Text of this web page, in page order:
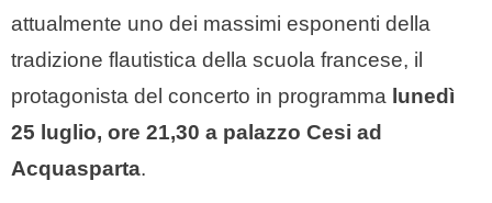
attualmente uno dei massimi esponenti della
tradizione flautistica della scuola francese, il
protagonista del concerto in programma lunedì
25 luglio, ore 21,30 a palazzo Cesi ad
Acquasparta.